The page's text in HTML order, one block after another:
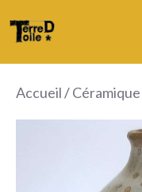
contenu
Accueil/Céramique